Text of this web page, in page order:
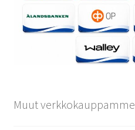
Muut verkkokauppamme